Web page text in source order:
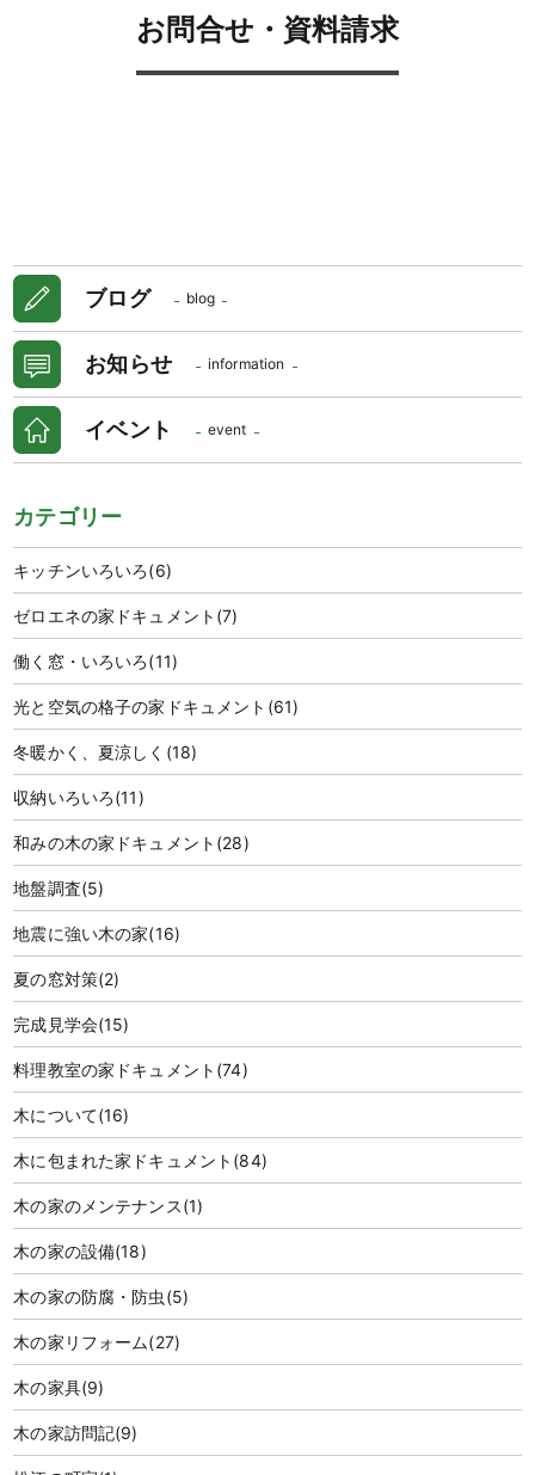
お問合せ・資料請求
ブログ blog
お知らせ information
イベント event
カテゴリー
キッチンいろいろ(6)
ゼロエネの家ドキュメント (7)
働く窓・いろいろ(11)
光と空気の格子の家ドキュメント (61)
冬暖かく、夏涼しく (18)
収納いろいろ(11)
和みの木の家ドキュメント (28)
地盤調査(5)
地震に強い木の家(16)
夏の窓対策(2)
完成見学会(15)
料理教室の家ドキュメント (74)
木について(16)
木に包まれた家ドキュメント (84)
木の家のメンテナンス(1)
木の家の設備(18)
木の家の防腐・防虫 (5)
木の家リフォーム(27)
木の家具(9)
木の家訪問記(9)